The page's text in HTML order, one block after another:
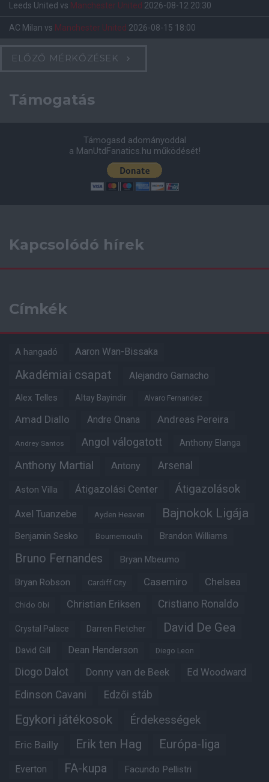
Leeds United vs Manchester United 2026-08-12 20:30
AC Milan vs Manchester United 2026-08-15 18:00
ELŐZŐ MÉRKŐZÉSEK
Támogatás
Támogasd adományoddal
a ManUtdFanatics.hu működését!
Kapcsolódó hírek
Címkék
A hangadó Aaron Wan-Bissaka
Akadémiai csapat Alejandro Garnacho
Alex Telles Altay Bayindir Alvaro Fernandez
Amad Diallo Andre Onana Andreas Pereira
Andrey Santos Angol válogatott Anthony Elanga
Anthony Martial Antony Arsenal
Aston Villa Átigazolási Center Átigazolások
Axel Tuanzebe Ayden Heaven Bajnokok Ligája
Benjamin Sesko Bournemouth Brandon Williams
Bruno Fernandes Bryan Mbeumo
Bryan Robson Cardiff City Casemiro Chelsea
Chido Obi Christian Eriksen Cristiano Ronaldo
Crystal Palace Darren Fletcher David De Gea
David Gill Dean Henderson Diego Leon
Diogo Dalot Donny van de Beek Ed Woodward
Edinson Cavani Edzői stáb
Egykori játékosok Érdekességek
Eric Bailly Erik ten Hag Európa-liga
Everton FA-kupa Facundo Pellistri